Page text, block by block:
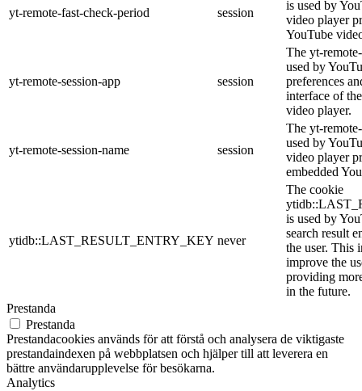
yt-remote-fast-check-period session
is used by
video player
YouTube
yt-remote-session-app session
The yt-
used by
preferences
interface of
video player.
yt-remote-session-name session
The yt-
used by
video player
embedded
ytidb::LAST_RESULT_ENTRY_KEY never
The cookie
is used by
search result
the user. This
improve the
providing
in the future.
Prestanda
Prestanda
Prestandacookies används för att förstå och analysera de viktigaste
prestandaindexen på webbplatsen och hjälper till att leverera en
bättre användarupplevelse för besökarna.
Analytics